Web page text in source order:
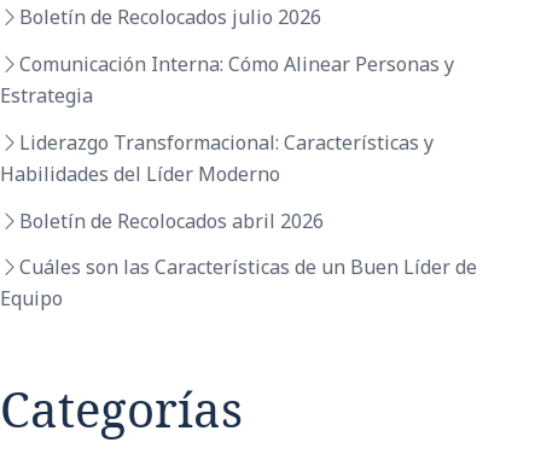
Boletín de Recolocados julio 2026
Comunicación Interna: Cómo Alinear Personas y
Estrategia
Liderazgo Transformacional: Características y
Habilidades del Líder Moderno
Boletín de Recolocados abril 2026
Cuáles son las Características de un Buen Líder de
Equipo
Categorías